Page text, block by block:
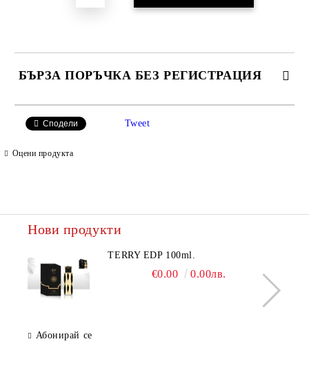
БЪРЗА ПОРЪЧКА БЕЗ РЕГИСТРАЦИЯ
Сподели Tweet
Оцени продукта
Нови продукти
TERRY EDP 100ml.
€0.00 0.00лв.
Абонирай се